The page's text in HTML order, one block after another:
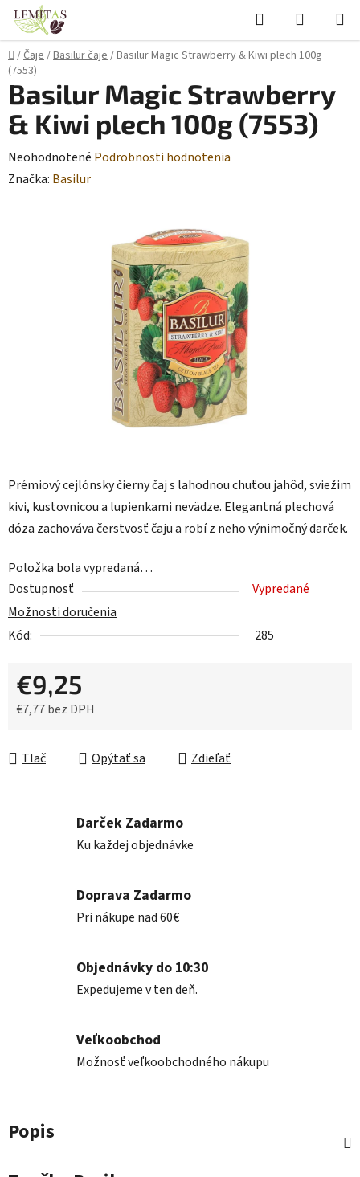
Prejsť
obsah
Hľadať
KOŠÍK
Domov
/Čaje/Basilur čaje/Basilur Magic Strawberry & Kiwi plech 100g
(7553)
Prémiový cejlónsky čierny čaj s lahodnou chuťou jahôd, sviežim
kivi, kustovnicou a lupienkami nevädze. Elegantná plechová
dóza zachováva čerstvosť čaju a robí z neho výnimočný darček.
Položka bola vypredaná…
Dostupnosť
Vypredané
Možnosti doručenia
Kód:
285
€9,25
€7,77 bez DPH
Tlač
Opýtať sa Zdieľať
Basilur Magic Strawberry
& Kiwi plech 100g (7553)
Priemerné
hodnotenie
Neohodnotené Podrobnosti hodnotenia
Značka: Basilur
Darček Zadarmo
Ku každej objednávke
Doprava Zadarmo
Pri nákupe nad 60€
Objednávky do 10:30
Expedujeme v ten deň.
Veľkoobchod
Možnosť veľkoobchodného nákupu
Popis